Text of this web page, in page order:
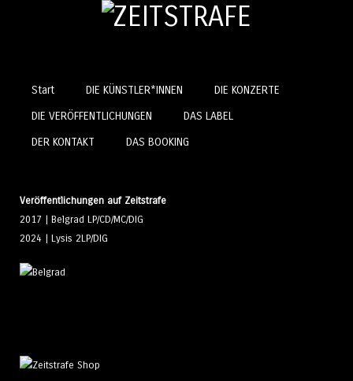
Menü
Springe zum Inhalt
Start DIE KÜNSTLER*INNEN
DIE KONZERTE
DIE VERÖFFENTLICHUNGEN
DAS LABEL
DER KONTAKT
DAS BOOKING
Belgrad
Veröffentlichungen auf Zeitstrafe
2017 | Belgrad LP/CD/MC/DIG
2024 | Lysis 2LP/DIG